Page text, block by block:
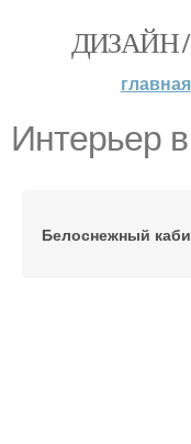
ДИЗАЙН
главная
Интерьер
Белоснежный